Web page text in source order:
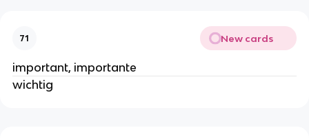
71 New cards
important, importante
wichtig